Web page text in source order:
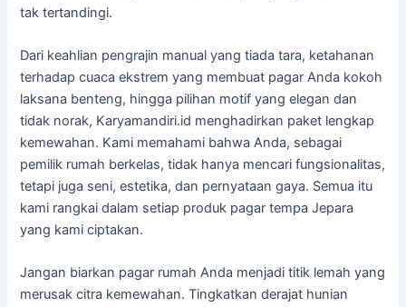
tak tertandingi.
Dari keahlian pengrajin manual yang tiada tara, ketahanan
terhadap cuaca ekstrem yang membuat pagar Anda kokoh
laksana benteng, hingga pilihan motif yang elegan dan
tidak norak, Karyamandiri.id menghadirkan paket lengkap
kemewahan. Kami memahami bahwa Anda, sebagai
pemilik rumah berkelas, tidak hanya mencari fungsionalitas,
tetapi juga seni, estetika, dan pernyataan gaya. Semua itu
kami rangkai dalam setiap produk pagar tempa Jepara
yang kami ciptakan.
Jangan biarkan pagar rumah Anda menjadi titik lemah yang
merusak citra kemewahan. Tingkatkan derajat hunian